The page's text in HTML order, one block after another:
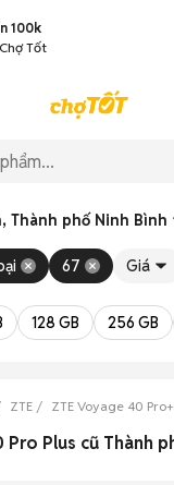
100k
Tốt
Thành phố Ninh Bình
67 Giá
128 GB 256 GB
ZTE ZTE Voyage 40 Pro+